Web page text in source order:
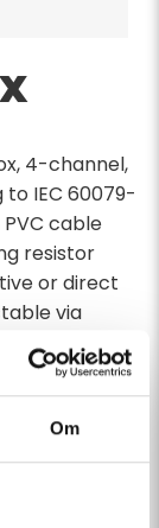
Om
4-channel,
IEC 60079-
cable
resistor
or direct
via
against
potential